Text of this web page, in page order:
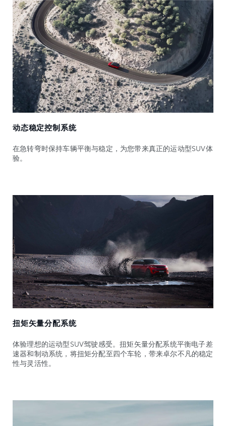
动态稳定控制系统
在急转弯时保持车辆平衡与稳定，为您带来真正的运动型SUV体
验。
扭矩矢量分配系统
体验理想的运动型SUV驾驶感受。扭矩矢量分配系统平衡电子差
速器和制动系统，将扭矩分配至四个车轮，带来卓尔不凡的稳定
性与灵活性。